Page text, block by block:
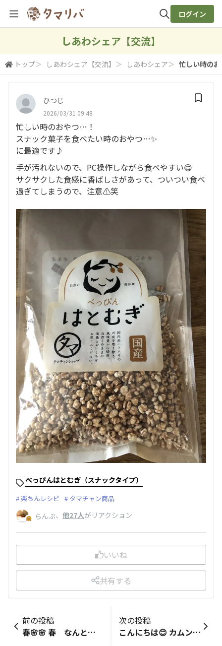
検索
ログイン
しあわシェア【交流】
トップ＞ しあわシェア【交流】 ＞ しあわシェア＞ 忙しい時の
ひつじ
2026/03/31 09:48
忙しい時のおやつ…！
スナック菓子を食べたい時のおやつ…✨
に最適です♪
手が汚れないので、PC操作しながら食べやすい😋
サクサクした食感に香ばしさがあって、ついつい食べ
過ぎてしまうので、注意⚠️笑
べっぴんはとむぎ（スナックタイプ）
楽ちんレシピ タマチャン商品
らんぷ、 他27人がリアクション
いいね
共有する
前の投稿
春🌸🌸 春 なんとなく 気だるい この季節 簡単で 身体に優しい 安価で出来る3品を 紹介します😊 1．新玉ねぎ 付け合わせ 弁当にも リメイクにも なります カットして フライパンへ新玉ねぎを入れて 水を少なめ 調味料を入れ 最後に鷹の爪をいれるだけ 種は出してね😳 💮血液サラサラ 血圧改善 便秘 2．ヨーグルトと切り干し大根 好きなプレーンヨーグルトの中に 洗って絞りカットした切り干し大根をいれるだけです 1日漬ければ 食べられます 💮腸を綺麗に まるで ブラシの役目 翌朝 ビックリ🫨 3．納豆麹 キムチ オリーブオイル合わせ もし面倒なら 納豆でも 大丈夫です 只 合わせて食べるだけです 💮若がえり 燃えやすい身体に 大腸まで届く 最 翌朝 ビックリ🫨ビックリ👀 ●材料…新玉ねぎ 鷹の爪／ヨーグルト 切り干し大根／納豆 麹 キムチ オリーブオイル ●調味料…水 きび砂糖 醤油 本味醂 たまねぎスープ 🌻
次の投稿
こんにちは😊 カムンベイビー密かに食べてました 笑 食感は、確かに何とも違いますね 遠い昔は かったいせんべいとか もらう機会あったりしましたが 最近食べる機会もなく、、、 噛むことは集中力も出るし ちょいちょい注文しようかな